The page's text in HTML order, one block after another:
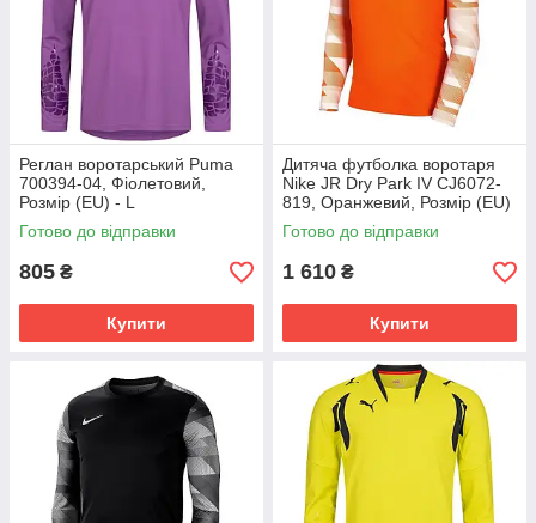
Реглан воротарський Puma
700394-04, Фіолетовий,
Розмір (EU) - L
Готово до відправки
805 ₴
Купити
Дитяча футболка воротаря
Nike JR Dry Park IV CJ6072-
819, Оранжевий, Розмір (EU)
- 164cm
Готово до відправки
1 610 ₴
Купити